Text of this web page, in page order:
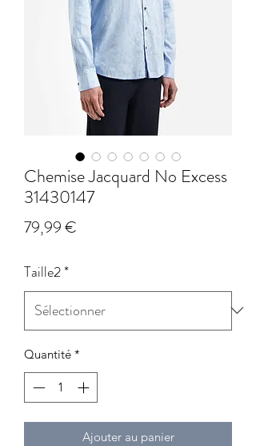
Chemise Jacquard No Excess
31430147
79,99 €
Taille2*
Quantité *
Ajouter au panier